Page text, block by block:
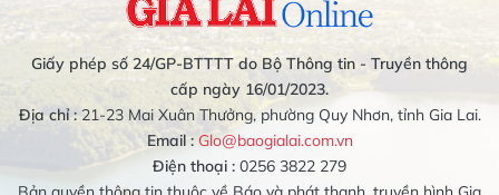
Giấy phép số 24/GP-BTTTT do Bộ Thông tin - Truyền thông
cấp ngày 16/01/2023.
Địa chỉ :21-23 Mai Xuân Thưởng, phường Quy Nhơn, tỉnh Gia Lai.
Email : Glo@baogialai.com.vn
Điện thoại : 0256 3822 279